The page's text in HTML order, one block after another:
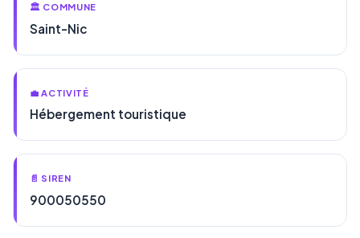
🏛️ COMMUNE
Saint-Nic
💼 ACTIVITÉ
Hébergement touristique
📄 SIREN
900050550